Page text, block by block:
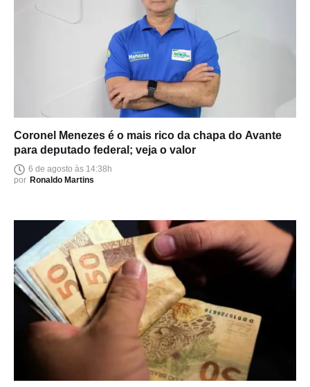
Coronel Menezes é o mais rico da chapa do Avante
para deputado federal; veja o valor
6 de agosto às 14:38h
por Ronaldo Martins